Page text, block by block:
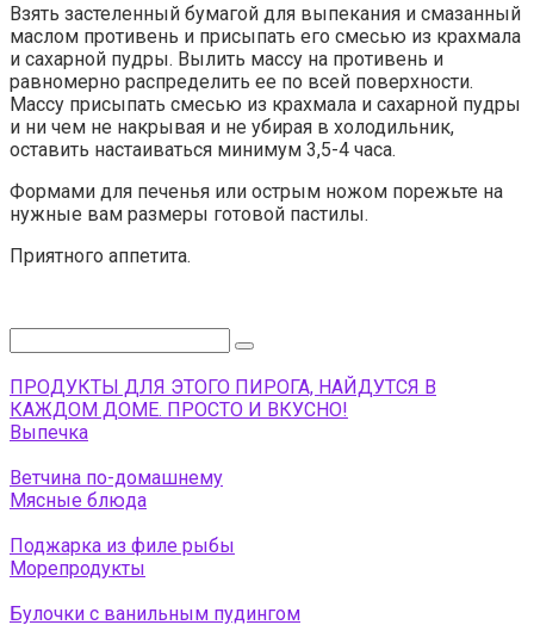
Взять застеленный бумагой для выпекания и смазанный
маслом противень и присыпать его смесью из крахмала
и сахарной пудры. Вылить массу на противень и
равномерно распределить ее по всей поверхности.
Массу присыпать смесью из крахмала и сахарной пудры
и ни чем не накрывая и не убирая в холодильник,
оставить настаиваться минимум 3,5-4 часа.
Формами для печенья или острым ножом порежьте на
нужные вам размеры готовой пастилы.
Приятного аппетита.
ПРОДУКТЫ ДЛЯ ЭТОГО ПИРОГА, НАЙДУТСЯ В
КАЖДОМ ДОМЕ. ПРОСТО И ВКУСНО!
Выпечка
Ветчина по-домашнему
Мясные блюда
Поджарка из филе рыбы
Морепродукты
Булочки с ванильным пудингом